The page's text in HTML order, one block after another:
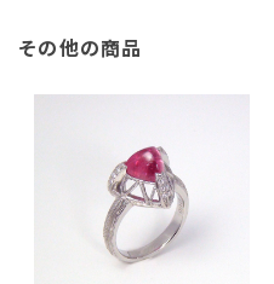
その他の商品